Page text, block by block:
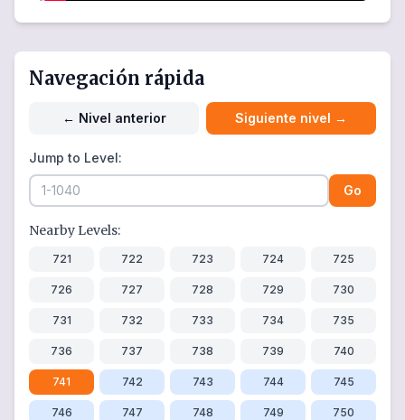
Navegación rápida
← Nivel anterior Siguiente nivel →
Jump to Level:
Go
Nearby Levels:
721 722 723 724 725
726 727 728 729 730
731 732 733 734 735
736 737 738 739 740
741 742 743 744 745
746 747 748 749 750